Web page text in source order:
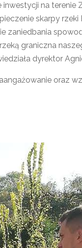
na terenie
skarpy rzeki
zaniedbania
graniczna
dyrektor
oraz